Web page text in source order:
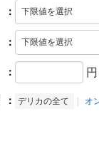
：
：
： 円
： デリカの全て オ